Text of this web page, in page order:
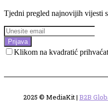
Tjedni pregled najnovijih vijesti
Prijava
Klikom na kvadratić
2025 © MediaKit | B2B